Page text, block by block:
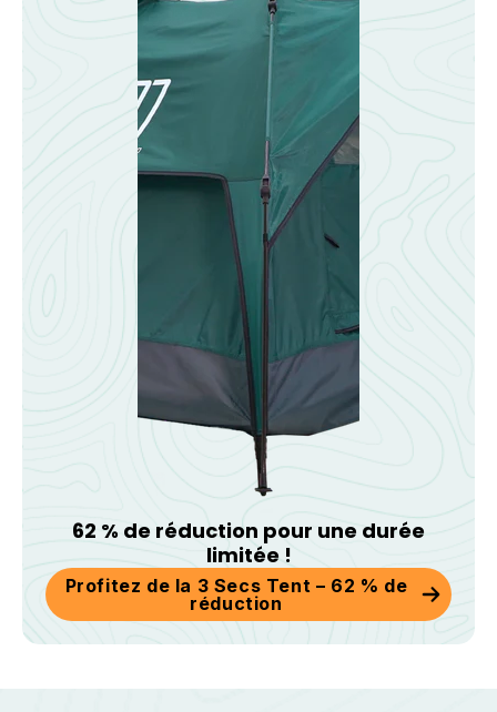
62 % de réduction pour une durée
limitée !
Profitez de la 3 Secs Tent – 62 % de
réduction